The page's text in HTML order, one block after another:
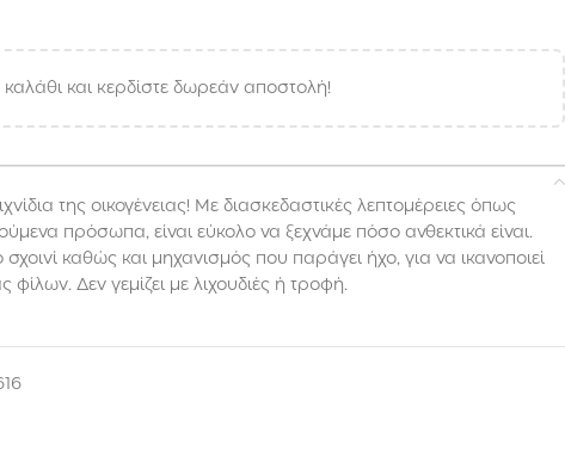
καλάθι και κερδίστε δωρεάν αποστολή!
της οικογένειας! Με διασκεδαστικές λεπτομέρειες όπως
πρόσωπα, είναι εύκολο να ξεχνάμε πόσο ανθεκτικά είναι.
καθώς και μηχανισμός που παράγει ήχο, για να ικανοποιεί
φίλων. Δεν γεμίζει με λιχουδιές ή τροφή.